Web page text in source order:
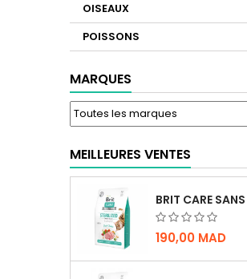
OISEAUX
POISSONS
MARQUES
MEILLEURES VENTES
190,00 MAD